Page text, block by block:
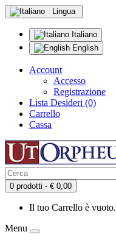
Lingua
Italiano
English
Account
Accesso
Registrazione
Lista Desideri (0)
Carrello
Cassa
0 prodotti - € 0,00
Il tuo Carrello è vuoto.
Menu